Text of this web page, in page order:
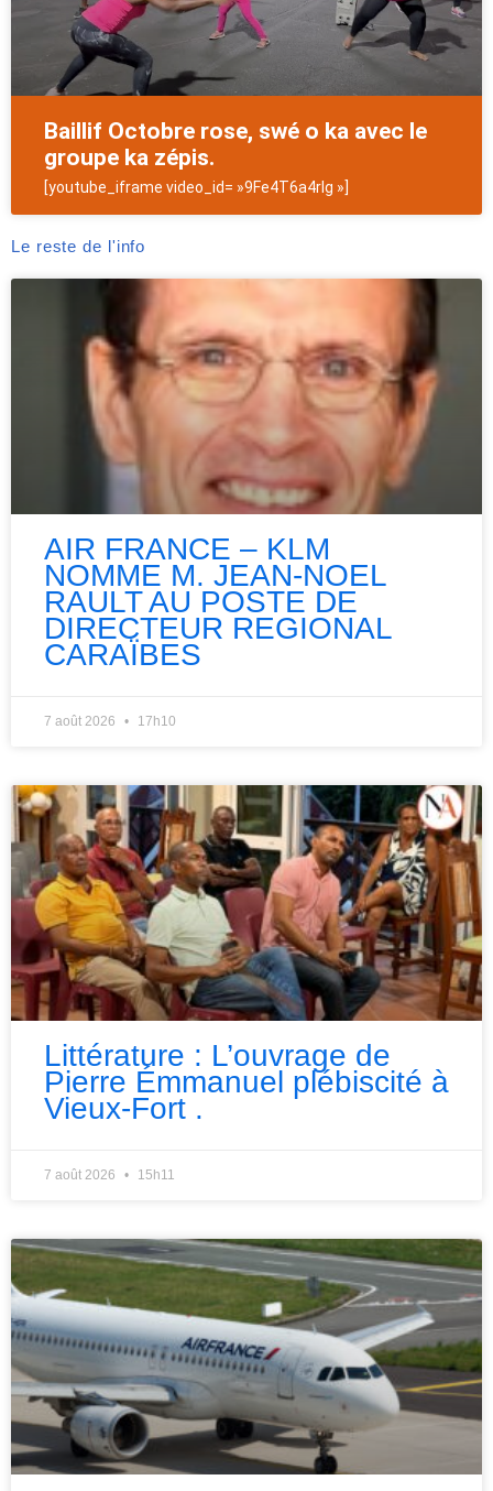
Baillif Octobre rose, swé o ka avec le
groupe ka zépis.
[youtube_iframe video_id= »9Fe4T6a4rIg »]
Le reste de l'info
AIR FRANCE – KLM
NOMME M. JEAN-NOEL
RAULT AU POSTE DE
DIRECTEUR REGIONAL
CARAÏBES
7 août 2026 17h10
Littérature : L’ouvrage de
Pierre Émmanuel plébiscité à
Vieux-Fort .
7 août 2026 15h11